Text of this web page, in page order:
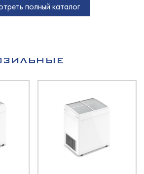
полный каталог